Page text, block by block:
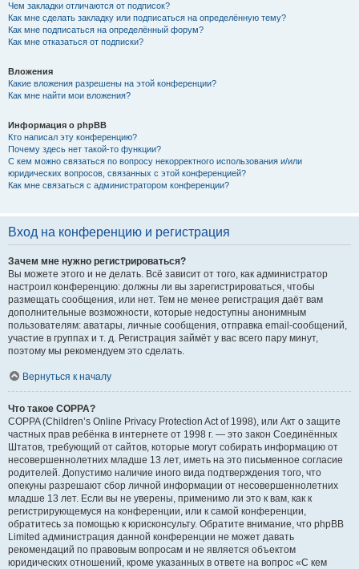
Чем закладки отличаются от подписок?
Как мне сделать закладку или подписаться на определённую тему?
Как мне подписаться на определённый форум?
Как мне отказаться от подписки?
Вложения
Какие вложения разрешены на этой конференции?
Как мне найти мои вложения?
Информация о phpBB
Кто написал эту конференцию?
Почему здесь нет такой-то функции?
С кем можно связаться по вопросу некорректного использования и/или
юридических вопросов, связанных с этой конференцией?
Как мне связаться с администратором конференции?
Вход на конференцию и регистрация
Зачем мне нужно регистрироваться?
Вы можете этого и не делать. Всё зависит от того, как администратор
настроил конференцию: должны ли вы зарегистрироваться, чтобы
размещать сообщения, или нет. Тем не менее регистрация даёт вам
дополнительные возможности, которые недоступны анонимным
пользователям: аватары, личные сообщения, отправка email-сообщений,
участие в группах и т. д. Регистрация займёт у вас всего пару минут,
поэтому мы рекомендуем это сделать.
Вернуться к началу
Что такое COPPA?
COPPA (Children’s Online Privacy Protection Act of 1998), или Акт о защите
частных прав ребёнка в интернете от 1998 г. — это закон Соединённых
Штатов, требующий от сайтов, которые могут собирать информацию от
несовершеннолетних младше 13 лет, иметь на это письменное согласие
родителей. Допустимо наличие иного вида подтверждения того, что
опекуны разрешают сбор личной информации от несовершеннолетних
младше 13 лет. Если вы не уверены, применимо ли это к вам, как к
регистрирующемуся на конференции, или к самой конференции,
обратитесь за помощью к юрисконсульту. Обратите внимание, что phpBB
Limited администрация данной конференции не может давать
рекомендаций по правовым вопросам и не является объектом
юридических отношений, кроме указанных в ответе на вопрос «С кем